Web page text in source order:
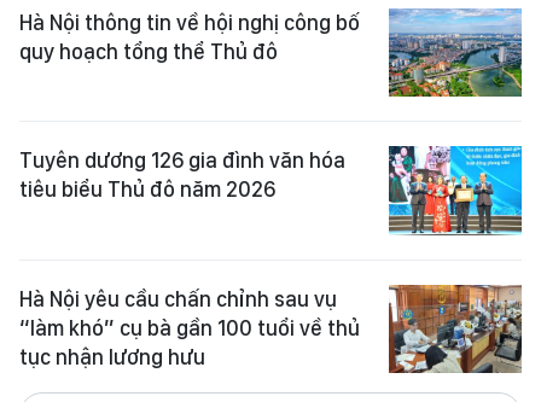
Hà Nội thông tin về hội nghị công bố
quy hoạch tổng thể Thủ đô
Tuyên dương 126 gia đình văn hóa
tiêu biểu Thủ đô năm 2026
Hà Nội yêu cầu chấn chỉnh sau vụ
“làm khó” cụ bà gần 100 tuổi về thủ
tục nhận lương hưu